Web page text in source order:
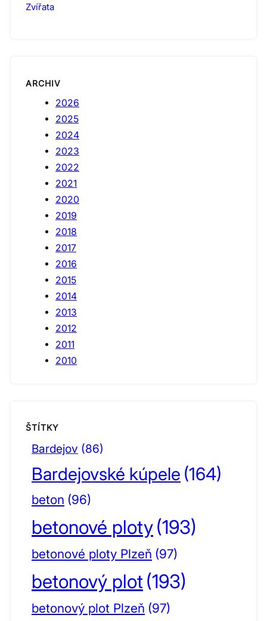
Zvířata
ARCHIV
2026
2025
2024
2023
2022
2021
2020
2019
2018
2017
2016
2015
2014
2013
2012
2011
2010
ŠTÍTKY
Bardejov (86)
Bardejovské kúpele (164)
beton (96)
betonové ploty(193)
betonové ploty Plzeň (97)
betonový plot (193)
betonový plot Plzeň (97)